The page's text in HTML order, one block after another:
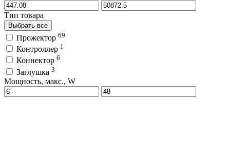
Тип товара
Выбрать все
Прожектор 69
Контроллер 1
Коннектор 6
Заглушка 3
Мощность, макс., W